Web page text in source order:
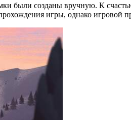
были созданы вручную. К
игры, однако игровой